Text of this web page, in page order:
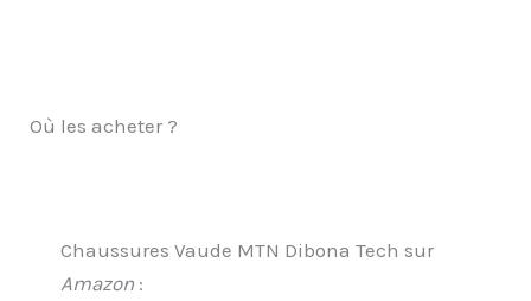
Où les acheter ?
Chaussures Vaude MTN Dibona Tech sur
Amazon: